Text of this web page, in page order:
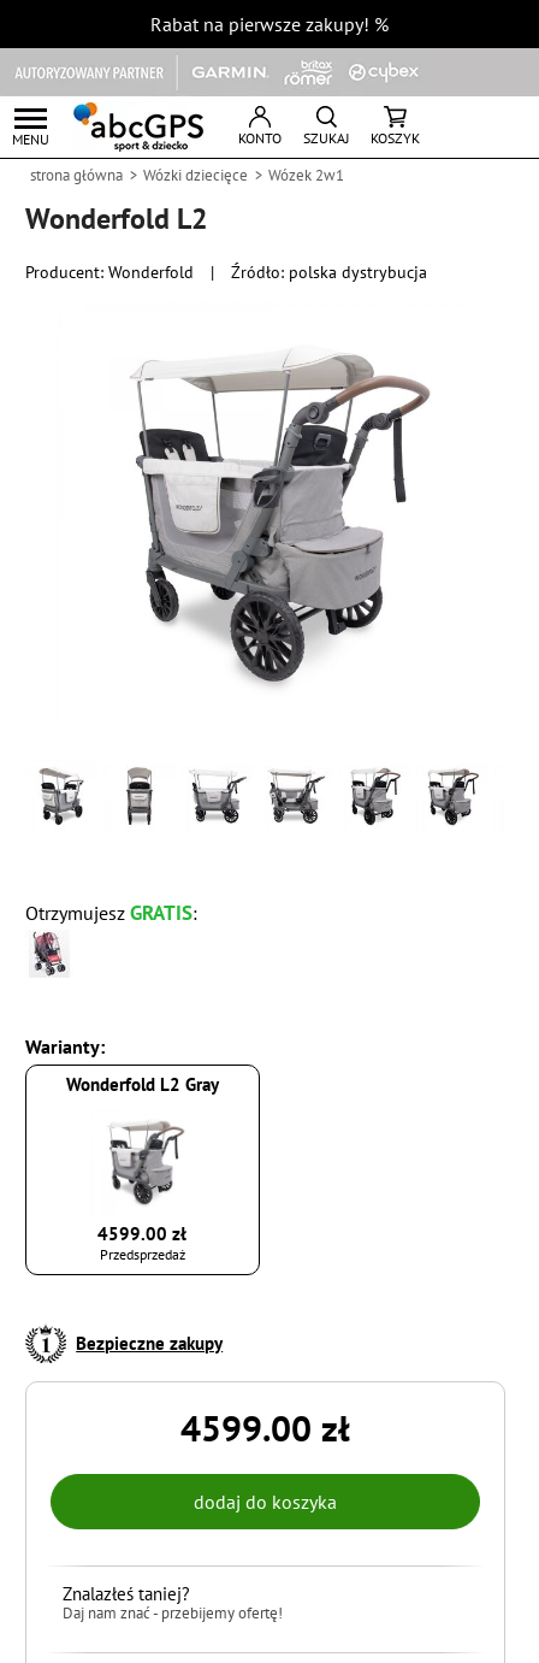
Rabat na pierwsze zakupy! %
MENU KONTO SZUKAJ KOSZYK
strona główna Wózki dziecięce Wózek 2w1
Wonderfold L2
Producent:Wonderfold | Źródło: polska dystrybucja
Warianty:
Wonderfold L2 Gray
4599.00 zł
Przedsprzedaż
OtrzymujeszGRATIS:
Bezpieczne zakupy
4599.00 zł
Znalazłeś taniej?
Daj nam znać - przebijemy ofertę!